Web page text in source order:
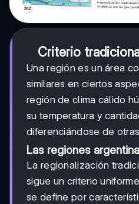
Criterio
Una región es un área
similares en ciertos
región de clima cálido
su temperatura y
diferenciándose de
Las regiones
La regionalización
sigue un criterio
se define por